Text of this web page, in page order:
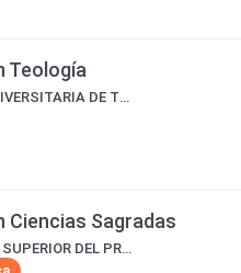
Teología
CEDIER ESCUELA UNIVERSITARIA DE TEOLOGIA
Sagradas
CESBA - INSTITUTO SUPERIOR DEL PROFESORADO DON JUAN BOSCO